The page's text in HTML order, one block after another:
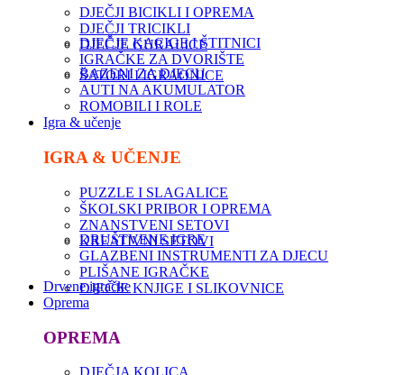
DJEČJI BICIKLI I OPREMA
DJEČJI TRICIKLI
DJEČJE GURALICE
DJEČJE KACIGE I ŠTITNICI
IGRAČKE ZA DVORIŠTE
ŠATORI I IGRAONICE
BAZENI ZA DJECU
AUTI NA AKUMULATOR
ROMOBILI I ROLE
Igra & učenje
IGRA & UČENJE
PUZZLE I SLAGALICE
ŠKOLSKI PRIBOR I OPREMA
ZNANSTVENI SETOVI
KREATIVNI SETOVI
DRUŠTVENE IGRE
GLAZBENI INSTRUMENTI ZA DJECU
PLIŠANE IGRAČKE
DJEČJE KNJIGE I SLIKOVNICE
Drvene igračke
Oprema
OPREMA